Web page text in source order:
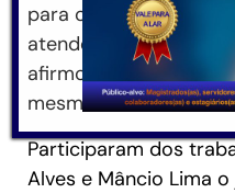
para o seu problema.
atendê-las com esse
afirmou Renee
mesma comarca.
Participaram dos
Alves e Mâncio Lima